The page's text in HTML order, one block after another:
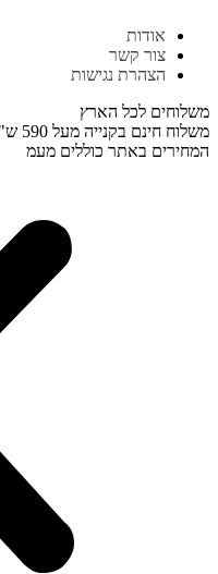
לתוכן
אודות
צור קשר
הצהרת נגישות
משלוחים לכל הארץ
משלוח חינם בקנייה מעל 590 ש"ח
המחירים באתר כוללים מעמ